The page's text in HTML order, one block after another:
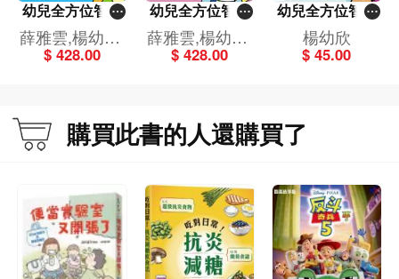
幼兒全方位智能
開發套裝 (4-5歲)
（一套10冊）
薛雅雲,楊幼欣,
衞素珊
$ 428.00
幼兒全方位智能
開發套裝 (3-4歲)
（一套10冊）
薛雅雲,楊幼欣,
衞素珊
$ 428.00
幼兒全方位智能
開發:中文篇 識字
遊戲 (3-4歲)
楊幼欣
$ 45.00
購買此書的人還購買了